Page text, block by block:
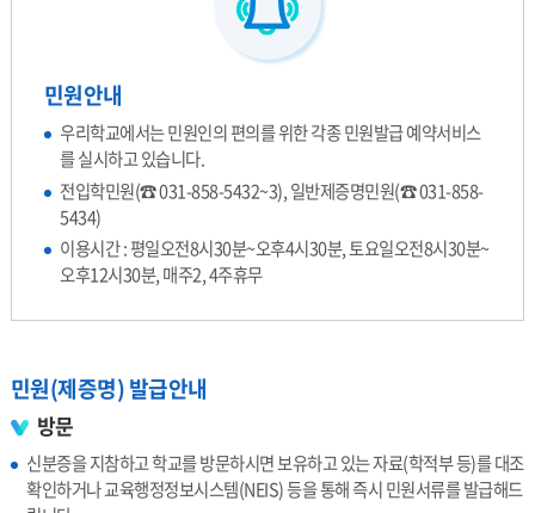
민원안내
우리학교에서는 민원인의 편의를 위한 각종 민원발급 예약서비스
를 실시하고 있습니다.
전입학민원(☎ 031-858-5432~3), 일반제증명민원(☎ 031-858-
5434)
이용시간 : 평일오전8시30분~오후4시30분, 토요일오전8시30분~
오후12시30분, 매주2, 4주휴무
민원(제증명) 발급안내
방문
신분증을 지참하고 학교를 방문하시면 보유하고 있는 자료(학적부 등)를 대조
확인하거나 교육행정정보시스템(NEIS) 등을 통해 즉시 민원서류를 발급해드